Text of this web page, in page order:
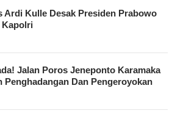
Ardi Kulle Desak Presiden Prabowo
Jalan Poros Jeneponto Karamaka
Penghadangan Dan Pengeroyokan